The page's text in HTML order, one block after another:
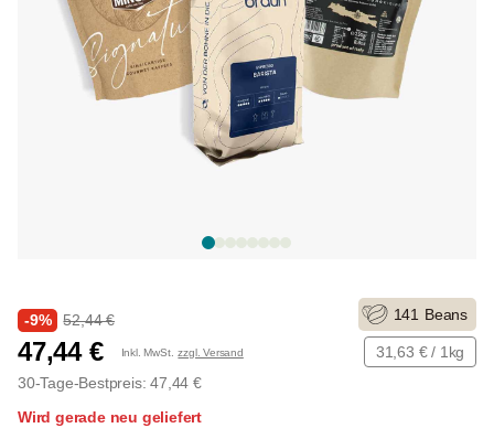
-9% 52,44 €
47,44 € Inkl. MwSt. zzgl. Versand
30-Tage-Bestpreis: 47,44 €
141 Beans
31,63 € / 1kg
Wird gerade neu geliefert